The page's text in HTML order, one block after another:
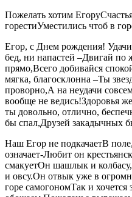
Пожелать хотим
горестиУместились чтоб в
Егор, с Днем рождения!
бед, ни напастей –Двигай по
прямо,Всего добивайся
мягка, благосклонна –Ты
проворно,А на неудачи
вообще не ведись!Здоровья
ты довольно, отлично,
бы спал,Друзей закадычных
Наш Егор не подкачаетВ
означает-Любит он
смакуетОн шашлык и
и овсу.Он отвык уже в
горе самогономТак и